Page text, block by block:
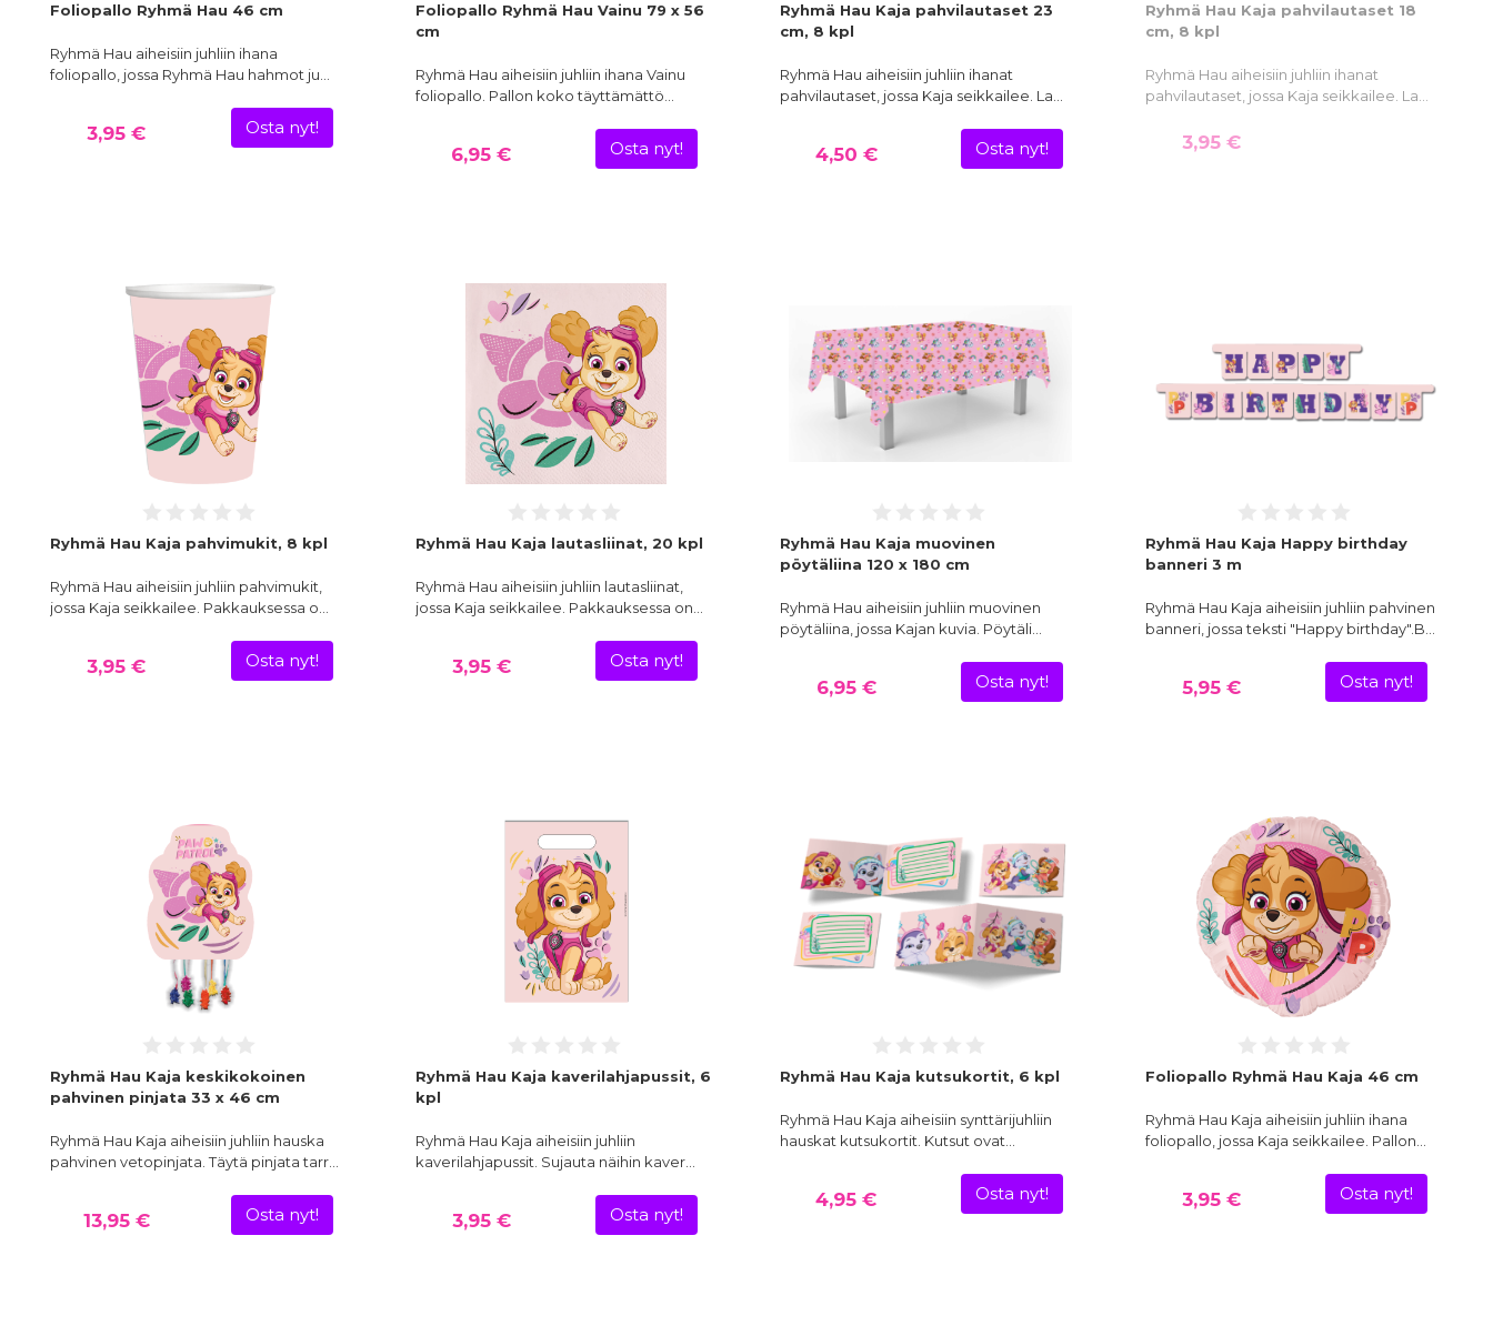
Foliopallo Ryhmä Hau 46 cm
Ryhmä Hau aiheisiin juhliin ihana
foliopallo, jossa Ryhmä Hau hahmot ju…
3,95 € Osta nyt!
Foliopallo Ryhmä Hau Vainu 79 x 56
cm
Ryhmä Hau aiheisiin juhliin ihana Vainu
foliopallo. Pallon koko täyttämättö…
6,95 € Osta nyt!
Ryhmä Hau Kaja pahvilautaset 23
cm, 8 kpl
Ryhmä Hau aiheisiin juhliin ihanat
pahvilautaset, jossa Kaja seikkailee. La…
4,50 € Osta nyt!
Ryhmä Hau Kaja pahvilautaset 18
cm, 8 kpl
Ryhmä Hau aiheisiin juhliin ihanat
pahvilautaset, jossa Kaja seikkailee. La…
3,95 €
Ryhmä Hau Kaja pahvimukit, 8 kpl
Ryhmä Hau aiheisiin juhliin pahvimukit,
jossa Kaja seikkailee. Pakkauksessa o…
3,95 € Osta nyt!
Ryhmä Hau Kaja lautasliinat, 20 kpl
Ryhmä Hau aiheisiin juhliin lautasliinat,
jossa Kaja seikkailee. Pakkauksessa on…
3,95 € Osta nyt!
Ryhmä Hau Kaja muovinen
pöytäliina 120 x 180 cm
Ryhmä Hau aiheisiin juhliin muovinen
pöytäliina, jossa Kajan kuvia. Pöytäli…
6,95 € Osta nyt!
Ryhmä Hau Kaja Happy birthday
banneri 3 m
Ryhmä Hau Kaja aiheisiin juhliin pahvinen
banneri, jossa teksti "Happy birthday".B…
5,95 € Osta nyt!
Ryhmä Hau Kaja keskikokoinen
pahvinen pinjata 33 x 46 cm
Ryhmä Hau Kaja aiheisiin juhliin hauska
pahvinen vetopinjata. Täytä pinjata tarr…
13,95 € Osta nyt!
Ryhmä Hau Kaja kaverilahjapussit, 6
kpl
Ryhmä Hau Kaja aiheisiin juhliin
kaverilahjapussit. Sujauta näihin kaver…
3,95 € Osta nyt!
Ryhmä Hau Kaja kutsukortit, 6 kpl
Ryhmä Hau Kaja aiheisiin synttärijuhliin
hauskat kutsukortit. Kutsut ovat…
4,95 € Osta nyt!
Foliopallo Ryhmä Hau Kaja 46 cm
Ryhmä Hau Kaja aiheisiin juhliin ihana
foliopallo, jossa Kaja seikkailee. Pallon…
3,95 € Osta nyt!